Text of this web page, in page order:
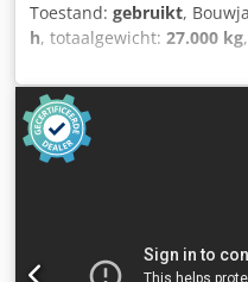
Toestand: gebruikt,
h, totaalgewicht: 27.000 kg
(max.):87 rpm,
lopende, robuuste
voor de voorverkleining
zware storende stoffen.
gemengde kunststoffen